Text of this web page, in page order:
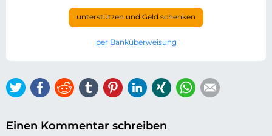
unterstützen und Geld schenken
per Banküberweisung
TwitterFacebook
ReddittumblrPinterestLinkedIn
Xing WhatsApp
Einen Kommentar schreiben